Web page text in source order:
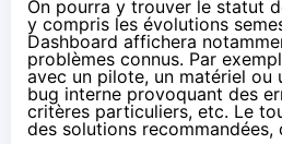
On pourra y trouver le statut
y compris les évolutions
Dashboard affichera
problèmes connus. Par
avec un pilote, un matériel ou
bug interne provoquant des
critères particuliers, etc. Le
des solutions recommandées,